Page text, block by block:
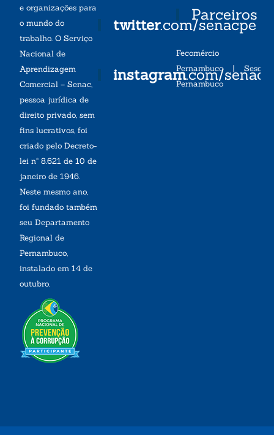
e organizações para
o mundo do
trabalho. O Serviço
Nacional de
Aprendizagem
Comercial – Senac,
pessoa jurídica de
direito privado, sem
fins lucrativos, foi
criado pelo Decreto-
lei nº 8.621 de 10 de
janeiro de 1946.
Neste mesmo ano,
foi fundado também
seu Departamento
Regional de
Pernambuco,
instalado em 14 de
outubro.
twitter.com/senacpe
instagram.com/
Parceiros
Fecomércio
Pernambuco| Sesc
Pernambuco